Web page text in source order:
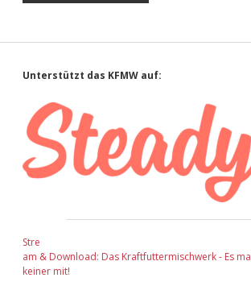
Sidebar
Unterstützt das KFMW auf:
Stre
am & Download: Das Kraftfuttermischwerk - Es
keiner mit!